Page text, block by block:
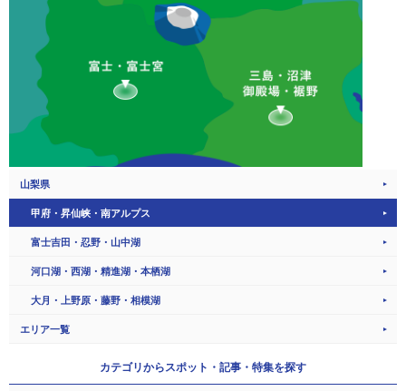
山梨県
甲府・昇仙峡・南アルプス
富士吉田・忍野・山中湖
河口湖・西湖・精進湖・本栖湖
大月・上野原・藤野・相模湖
エリア一覧
カテゴリからスポット・記事・特集を探す